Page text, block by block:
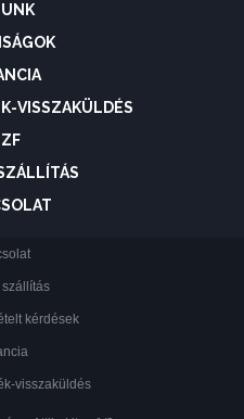
VISSZAKÜLDÉS
szállítás
kérdések
visszaküldés